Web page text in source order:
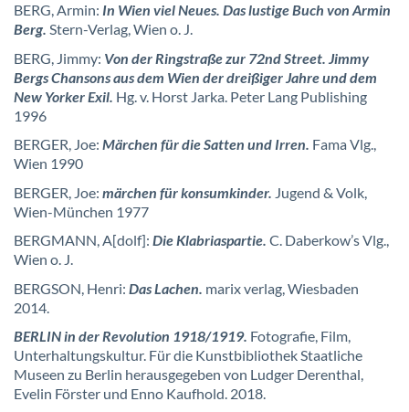
BERG, Armin: In Wien viel Neues. Das lustige Buch von Armin
Berg. Stern-Verlag, Wien o. J.
BERG, Jimmy: Von der Ringstraße zur 72nd Street. Jimmy
Bergs Chansons aus dem Wien der dreißiger Jahre und dem
New Yorker Exil. Hg. v. Horst Jarka. Peter Lang Publishing
1996
BERGER, Joe: Märchen für die Satten und Irren. Fama Vlg.,
Wien 1990
BERGER, Joe: märchen für konsumkinder. Jugend & Volk,
Wien-München 1977
BERGMANN, A[dolf]: Die Klabriaspartie. C. Daberkow’s Vlg.,
Wien o. J.
BERGSON, Henri: Das Lachen. marix verlag, Wiesbaden
2014.
BERLIN in der Revolution 1918/1919. Fotografie, Film,
Unterhaltungskultur. Für die Kunstbibliothek Staatliche
Museen zu Berlin herausgegeben von Ludger Derenthal,
Evelin Förster und Enno Kaufhold. 2018.